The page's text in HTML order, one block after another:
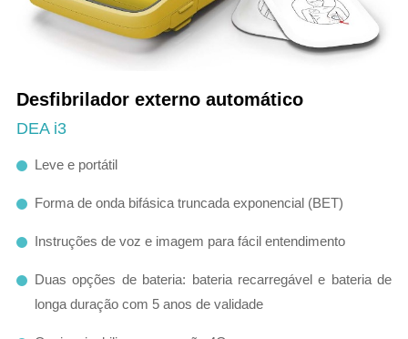
Desfibrilador externo automático
DEA i3
Leve e portátil
Forma de onda bifásica truncada exponencial (BET)
Instruções de voz e imagem para fácil entendimento
Duas opções de bateria: bateria recarregável e bateria de
longa duração com 5 anos de validade